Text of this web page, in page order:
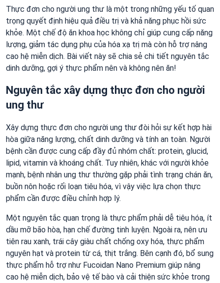
Thực đơn cho người ung thư là một trong những yếu tố quan
trọng quyết định hiệu quả điều trị và khả năng phục hồi sức
khỏe. Một chế độ ăn khoa học không chỉ giúp cung cấp năng
lượng, giảm tác dụng phụ của hóa xạ trị mà còn hỗ trợ nâng
cao hệ miễn dịch. Bài viết này sẽ chia sẻ chi tiết nguyên tắc
dinh dưỡng, gợi ý thực phẩm nên và không nên ăn!
Nguyên tắc xây dựng thực đơn cho người
ung thư
Xây dựng thực đơn cho người ung thư đòi hỏi sự kết hợp hài
hòa giữa năng lượng, chất dinh dưỡng và tính an toàn. Người
bệnh cần được cung cấp đầy đủ nhóm chất: protein, glucid,
lipid, vitamin và khoáng chất. Tuy nhiên, khác với người khỏe
mạnh, bệnh nhân ung thư thường gặp phải tình trạng chán ăn,
buồn nôn hoặc rối loạn tiêu hóa, vì vậy việc lựa chọn thực
phẩm cần được điều chỉnh hợp lý.
Một nguyên tắc quan trọng là thực phẩm phải dễ tiêu hóa, ít
dầu mỡ bão hòa, hạn chế đường tinh luyện. Ngoài ra, nên ưu
tiên rau xanh, trái cây giàu chất chống oxy hóa, thực phẩm
nguyên hạt và protein từ cá, thịt trắng. Bên cạnh đó, bổ sung
thực phẩm hỗ trợ như Fucoidan Nano Premium giúp nâng
cao hệ miễn dịch, bảo vệ tế bào và cải thiện sức khỏe trong